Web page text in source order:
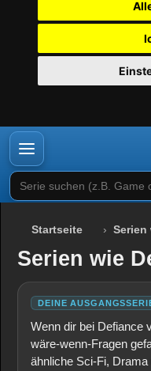
Serie suchen (z.B. Game of
Startseite Serien
Serien wie
DEINE
Wenn dir bei Defiance
wäre-wenn-Fragen
ähnliche Sci-Fi,